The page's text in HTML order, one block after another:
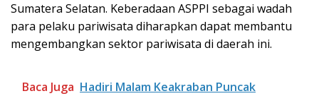
Sumatera Selatan. Keberadaan ASPPI sebagai wadah
para pelaku pariwisata diharapkan dapat membantu
mengembangkan sektor pariwisata di daerah ini.
Baca Juga Hadiri Malam Keakraban Puncak